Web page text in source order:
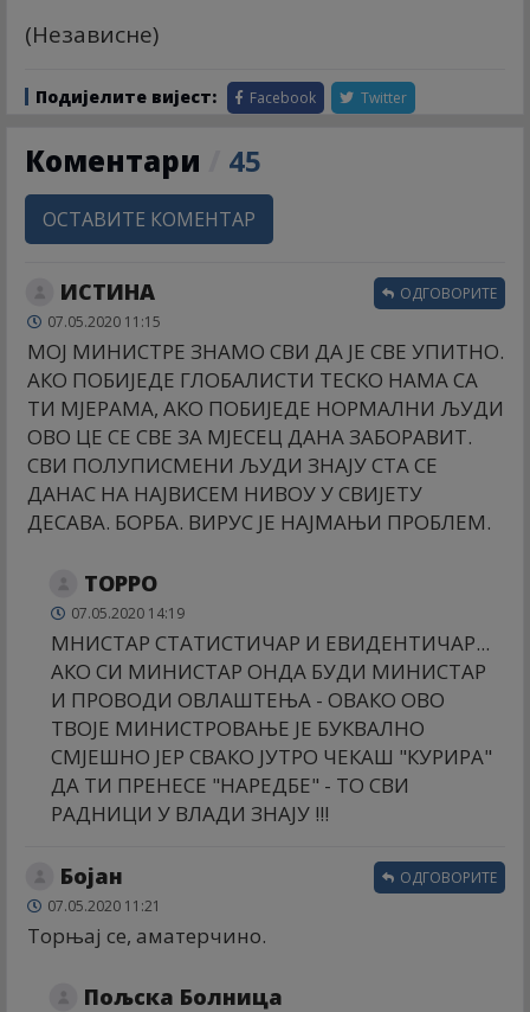
(Независне)
Подијелите вијест: Facebook Twitter
Коментари 45
ОСТАВИТЕ КОМЕНТАР
ИСТИНА
07.05.2020 11:15
МОЈ МИНИСТРЕ ЗНАМО СВИ ДА ЈЕ СВЕ УПИТНО.
АКО ПОБИЈЕДЕ ГЛОБАЛИСТИ ТЕСКО НАМА СА
ТИ МЈЕРАМА, АКО ПОБИЈЕДЕ НОРМАЛНИ ЉУДИ
ОВО ЦЕ СЕ СВЕ ЗА МЈЕСЕЦ ДАНА ЗАБОРАВИТ.
СВИ ПОЛУПИСМЕНИ ЉУДИ ЗНАЈУ СТА СЕ
ДАНАС НА НАЈВИСЕМ НИВОУ У СВИЈЕТУ
ДЕСАВА. БОРБА. ВИРУС ЈЕ НАЈМАЊИ ПРОБЛЕМ.
ОДГОВОРИТЕ
ТОРРО
07.05.2020 14:19
МНИСТАР СТАТИСТИЧАР И ЕВИДЕНТИЧАР...
АКО СИ МИНИСТАР ОНДА БУДИ МИНИСТАР
И ПРОВОДИ ОВЛАШТЕЊА - ОВАКО ОВО
ТВОЈЕ МИНИСТРОВАЊЕ ЈЕ БУКВАЛНО
СМЈЕШНО ЈЕР СВАКО ЈУТРО ЧЕКАШ "КУРИРА"
ДА ТИ ПРЕНЕСЕ "НАРЕДБЕ" - ТО СВИ
РАДНИЦИ У ВЛАДИ ЗНАЈУ !!!
Бојан
07.05.2020 11:21
Торњај се, аматерчино.
ОДГОВОРИТЕ
Пољска Болница